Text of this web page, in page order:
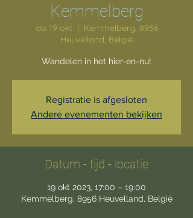
Kemmelberg
do 19 okt
  |
Kemmelberg, 8956
Heuvelland, België
Wandelen in het hier-en-nu!
Registratie is afgesloten
Andere evenementen bekijken
Datum - tijd - locatie
19 okt 2023, 17:00 – 19:00
Kemmelberg, 8956 Heuvelland, België